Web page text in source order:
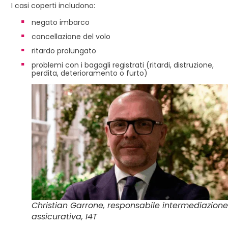
I casi coperti includono:
negato imbarco
cancellazione del volo
ritardo prolungato
problemi con i bagagli registrati (ritardi, distruzione,
perdita, deterioramento o furto)
Christian Garrone, responsabile intermediazione
assicurativa, I4T